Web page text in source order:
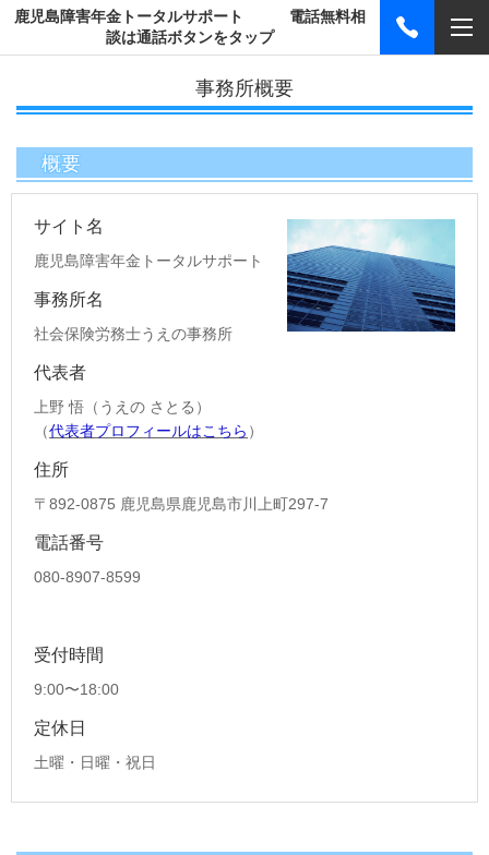
鹿児島障害年金トータルサポート 電話無料相
談は通話ボタンをタップ
事務所概要
概要
サイト名
鹿児島障害年金トータルサポート
事務所名
社会保険労務士うえの事務所
代表者
上野 悟（うえの さとる）
（代表者プロフィールはこちら ）
住所
〒892-0875 鹿児島県鹿児島市川上町297-7
電話番号
080-8907-8599
受付時間
9:00〜18:00
定休日
土曜・日曜・祝日